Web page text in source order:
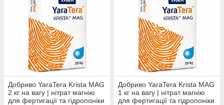
Добриво YaraTera Krista MAG
2 кг на вагу | нітрат магнію
для фертигації та гідропоніки
Добриво YaraTera Krista MAG
1 кг на вагу | нітрат магнію
для фертигації та гідропоніки